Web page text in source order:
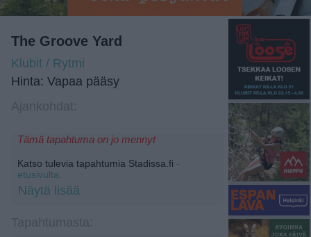
The Groove Yard
Klubit / Rytmi
Hinta: Vapaa pääsy
Tämä tapahtuma on jo mennyt
Katso tulevia tapahtumia Stadissa.fi -
etusivulta.
Näytä lisää